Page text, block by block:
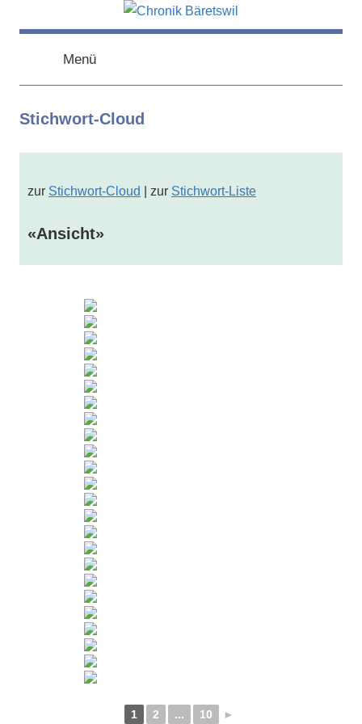
Inhalt chronik-
baeretswil.ch
baeretswil.ch
Menü
Stichwort-Cloud
zur Stichwort-Cloud | zur Stichwort-Liste
«Ansicht»
1 2 ... 10 ►